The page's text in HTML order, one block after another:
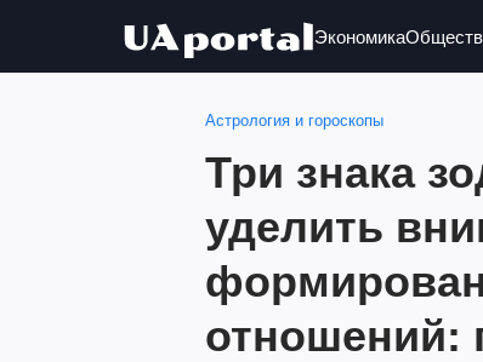
Экономика
Астрология и гороскопы
Три знака
уделить
отношений: